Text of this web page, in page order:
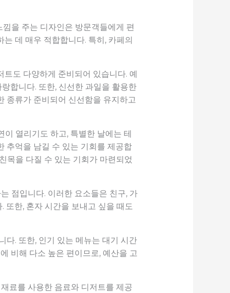
을 주는 디자인은 방문객들에게 편
데 매우 적합합니다. 특히, 카페의
도 다양하게 준비되어 있습니다. 예
합니다. 또한, 신선한 과일을 활용한
종류가 준비되어 신선함을 유지하고
열리기도 하고, 특별한 날에는 테
추억을 남길 수 있는 기회를 제공합
목을 다질 수 있는 기회가 마련되었
점입니다. 이러한 요소들은 친구, 가
또한, 혼자 시간을 보내고 싶을 때도
다. 또한, 인기 있는 메뉴는 대기 시간
비해 다소 높은 편이므로, 예산을 고
료를 사용한 음료와 디저트를 제공